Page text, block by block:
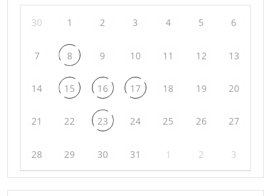
30 1 2 3 4 5 6
7 8 9 10 11 12 13
14 15 16 17 18 19 20
21 22 23 24 25 26 27
28 29 30 31 1 2 3